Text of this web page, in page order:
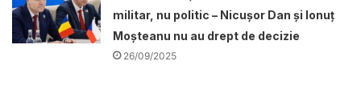
militar, nu politic – Nicușor Dan și Ionuț
Moșteanu nu au drept de decizie
26/09/2025